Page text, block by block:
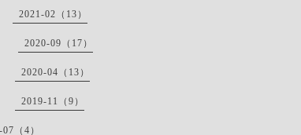
2021-02（13）
2020-09（17）
2020-04（13）
2019-11（9）
（4）